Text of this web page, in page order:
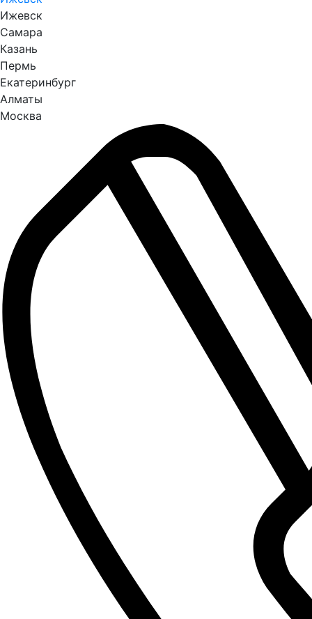
Ижевск
Самара
Казань
Пермь
Екатеринбург
Алматы
Москва